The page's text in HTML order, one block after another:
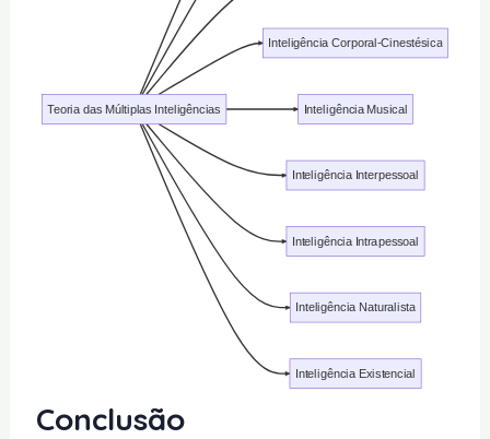
Teoria das Múltiplas Inteligências
Inteligência Corporal-Cinestésica
Inteligência Musical
Inteligência Interpessoal
Inteligência Intrapessoal
Inteligência Naturalista
Inteligência Existencial
Conclusão